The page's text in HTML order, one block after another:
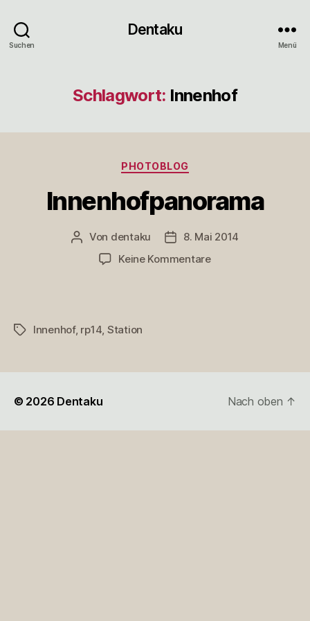
Suchen
Dentaku
Menü
Schlagwort: Innenhof
Kategorien
PHOTOBLOG
Innenhofpanorama
Beitragsautor
Von dentaku Veröffentlichungsdatum
8. Mai 2014
Keine Kommentarezu
Schlagwörter
Innenhof, rp14 Station
© 2026 Dentaku Nach oben ↑